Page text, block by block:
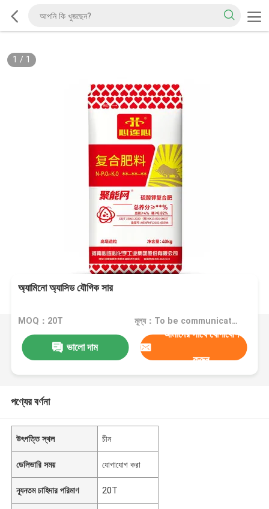
1 / 1
অ্যামিনো অ্যাসিড যৌগিক সার
MOQ：20T মূল্য：To be communicated
ভালো দাম
আমাদের সাথে যোগাযোগ
করুন
পণ্যের বর্ণনা
উৎপত্তি স্থল চীন
ডেলিভারি সময় যোগাযোগ করা
ন্যূনতম চাহিদার পরিমাণ 20T